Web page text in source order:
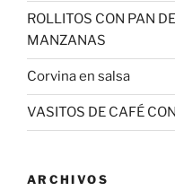
ROLLITOS CON PAN
MANZANAS
Corvina en salsa
VASITOS DE CAFÉ
ARCHIVOS